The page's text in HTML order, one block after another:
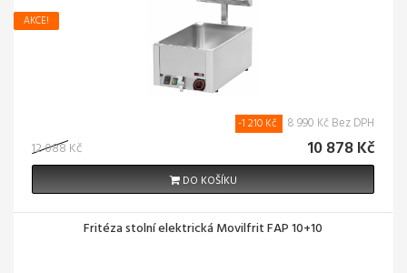
AKCE!
12 088 Kč
-1 210 Kč 8 990 Kč Bez DPH
10 878 Kč
DO KOŠÍKU
Fritéza stolní elektrická Movilfrit FAP 10+10